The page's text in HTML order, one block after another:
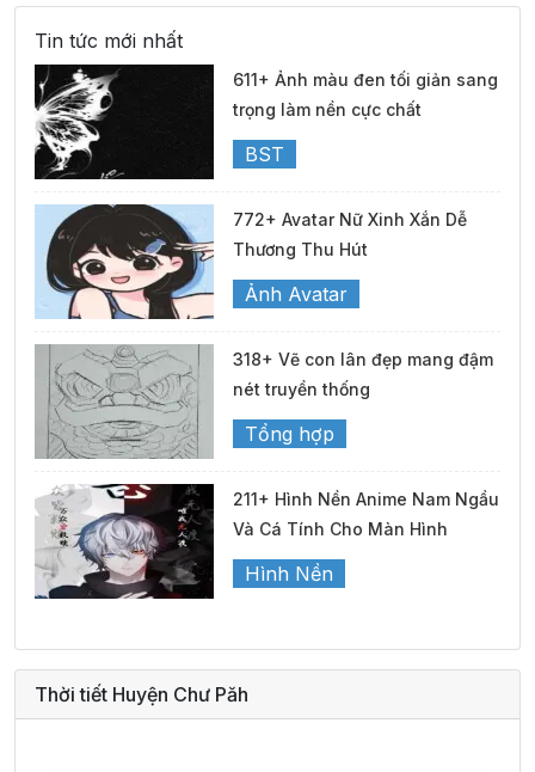
Tin tức mới nhất
611+ Ảnh màu đen tối giản sang
trọng làm nền cực chất
BST
772+ Avatar Nữ Xinh Xắn Dễ
Thương Thu Hút
Ảnh Avatar
318+ Vẽ con lân đẹp mang đậm
nét truyền thống
Tổng hợp
211+ Hình Nền Anime Nam Ngầu
Và Cá Tính Cho Màn Hình
Hình Nền
Thời tiết Huyện Chư Păh